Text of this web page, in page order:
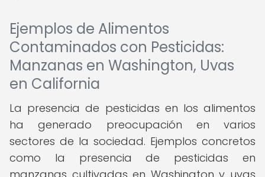
Ejemplos de Alimentos
Contaminados con Pesticidas:
Manzanas en Washington, Uvas
en California
La presencia de pesticidas en los alimentos
ha generado preocupación en varios
sectores de la sociedad. Ejemplos concretos
como la presencia de pesticidas en